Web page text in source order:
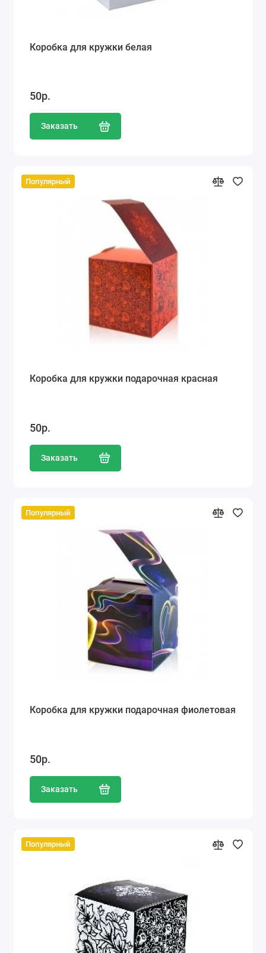
Коробка для кружки белая
50р.
Заказать
Популярный
Коробка для кружки подарочная красная
50р.
Заказать
Популярный
Коробка для кружки подарочная фиолетовая
50р.
Заказать
Популярный